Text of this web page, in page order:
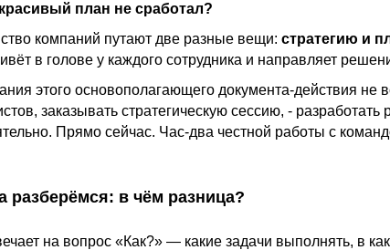
план не сработал?
компаний путают две разные вещи: стратегию и
в голове у каждого сотрудника и направляет
этого основополагающего документа-действия не
заказывать стратегическую сессию, -
Прямо сейчас. Час-два честной работы с
разберёмся: в чём разница?
на вопрос «Как?» — какие задачи выполнять, в